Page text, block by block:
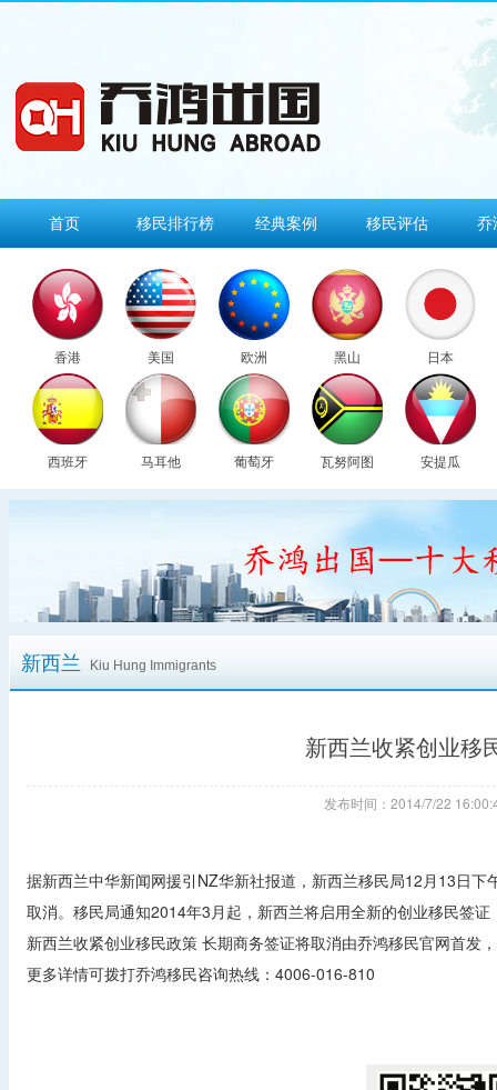
首页 移民排行榜 经典案例 移民评估 乔
香港 美国 欧洲 黑山 日本
西班牙 马耳他 葡萄牙 瓦努阿图 安提瓜
新西兰 Kiu Hung Immigrants
新西兰收紧创业移
发布时间：2014/7/22
据新西兰中华新闻网援引NZ华新社报道，新西兰移民局12月13日
取消。移民局通知2014年3月起，新西兰将启用全新的创业移民签证
新西兰收紧创业移民政策 长期商务签证将取消由乔鸿移民官网首发
更多详情可拨打乔鸿移民咨询热线：4006-016-810